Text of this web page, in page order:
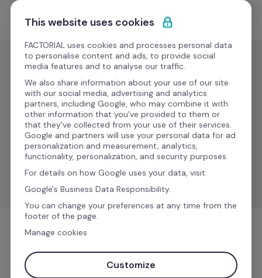
Passa al contenuto
Comincia gratis
Buste paga
Sage 200
& Sage
Despachos
Soluzioni intelligenti per migliorare i flussi di lavoro e la
gestione finanziaria.
Buste paga
This website uses cookies
FACTORIAL uses cookies and processes personal data
to personalise content and ads, to provide social
media features and to analyse our traffic.
We also share information about your use of our site
with our social media, advertising and analytics
partners, including Google, who may combine it with
other information that you've provided to them or
that they've collected from your use of their services.
Google and partners will use your personal data for ad
personalization and measurement, analytics,
functionality, personalization, and security purposes.
For details on how Google uses your data, visit:
Google's Business Data Responsibility.
You can change your preferences at any time from the
footer of the page.
Manage cookies
Customize